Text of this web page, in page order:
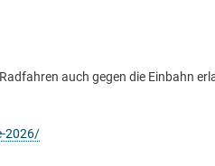
auch gegen die Einbahn
2026/